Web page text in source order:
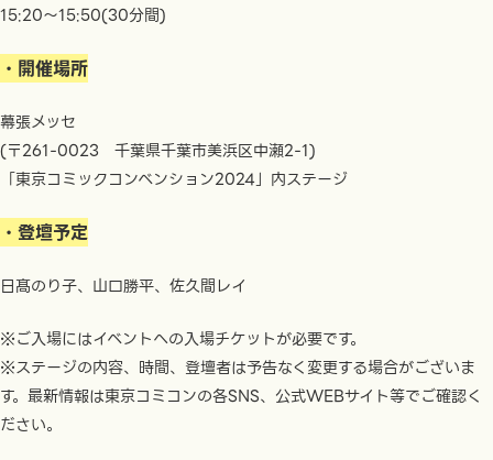
15:20〜15:50(30分間)
・開催場所
幕張メッセ
(〒261-0023 千葉県千葉市美浜区中瀬2-1)
「東京コミックコンベンション2024」内ステージ
・登壇予定
日髙のり子、山口勝平、佐久間レイ
※ご入場にはイベントへの入場チケットが必要です。
※ステージの内容、時間、登壇者は予告なく変更する場合がございま
す。最新情報は東京コミコンの各SNS、公式WEBサイト等でご確認く
ださい。